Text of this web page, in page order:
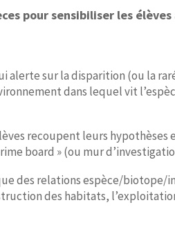
pour sensibiliser les
alerte sur la disparition (ou la
dans lequel vit
recoupent leurs hypothèses
board » (ou mur
des relations espèce/
des habitats,